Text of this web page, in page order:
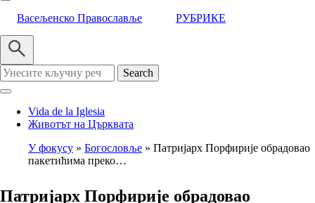
Васељенско Православље РУБРИКЕ
Search
Vida de la Iglesia
Животът на Църквата
Breadcrumb
У фокусу Богословље
Патријарх Порфирије обрадовао
пакетићима преко…
Патријарх Порфирије обрадовао